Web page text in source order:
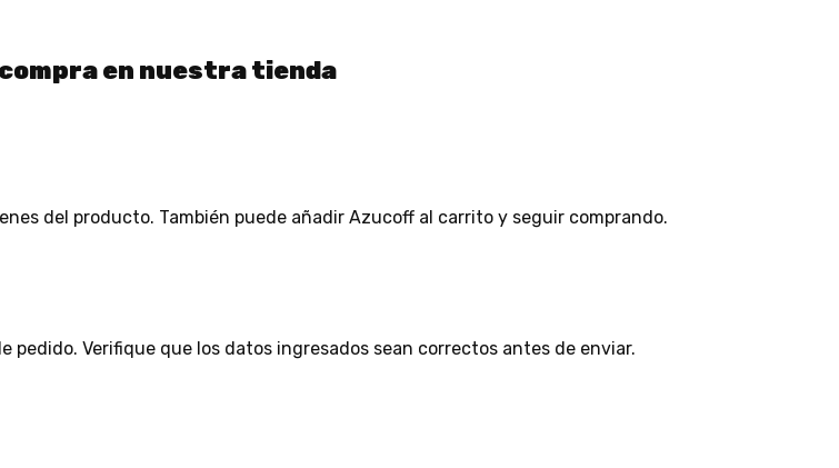
en nuestra tienda
del producto. También puede añadir Azucoff al carrito y seguir comprando.
Verifique que los datos ingresados sean correctos antes de enviar.